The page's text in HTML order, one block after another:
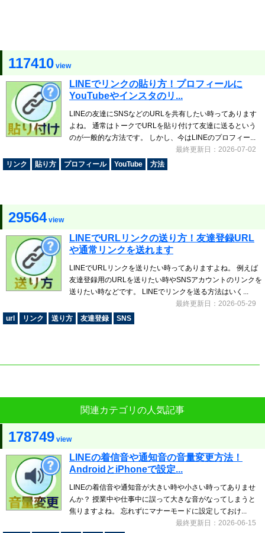
117410 view
LINEでリンクの貼り方！プロフィールに
YouTubeやインスタのリ...
LINEの友達にSNSなどのURLを共有したい時ってあります
よね。 通常はトークでURLを貼り付けて友達に送るという
のが一般的な方法です。 しかし、今はLINEのプロフィー...
最終更新日：2026-07-02
リンク
貼り方 プロフィール YouTube 方法
29564view
LINEでURLリンクの送り方！友達登録URL
や通常リンクを送れます
LINEでURLリンクを送りたい時ってありますよね。 例えば
友達登録用のURLを送りたい時やSNSアカウントのリンクを
送りたい時などです。 LINEでリンクを送る方法はいく...
最終更新日：2026-05-29
url
リンク 送り方 友達登録 SNS
関連カテゴリの人気記事
178749 view
LINEの着信音や通知音の音量変更方法！
AndroidとiPhoneで設定...
LINEの着信音や通知音が大きい時や小さい時ってありませ
んか？ 授業中や仕事中に誤って大きな音がなってしまうと
焦りますよね。 忘れずにマナーモードに設定しておけ...
最終更新日：2026-06-15